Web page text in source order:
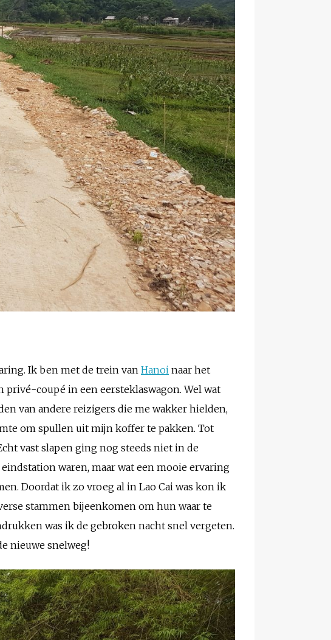
Ik ben met de trein van Hanoi naar het
privé-coupé in een eersteklaswagon. Wel wat
van andere reizigers die me wakker hielden,
om spullen uit mijn koffer te pakken. Tot
vast slapen ging nog steeds niet in de
waren, maar wat een mooie ervaring
Doordat ik zo vroeg al in Lao Cai was kon ik
stammen bijeenkomen om hun waar te
was ik de gebroken nacht snel vergeten.
nieuwe snelweg!